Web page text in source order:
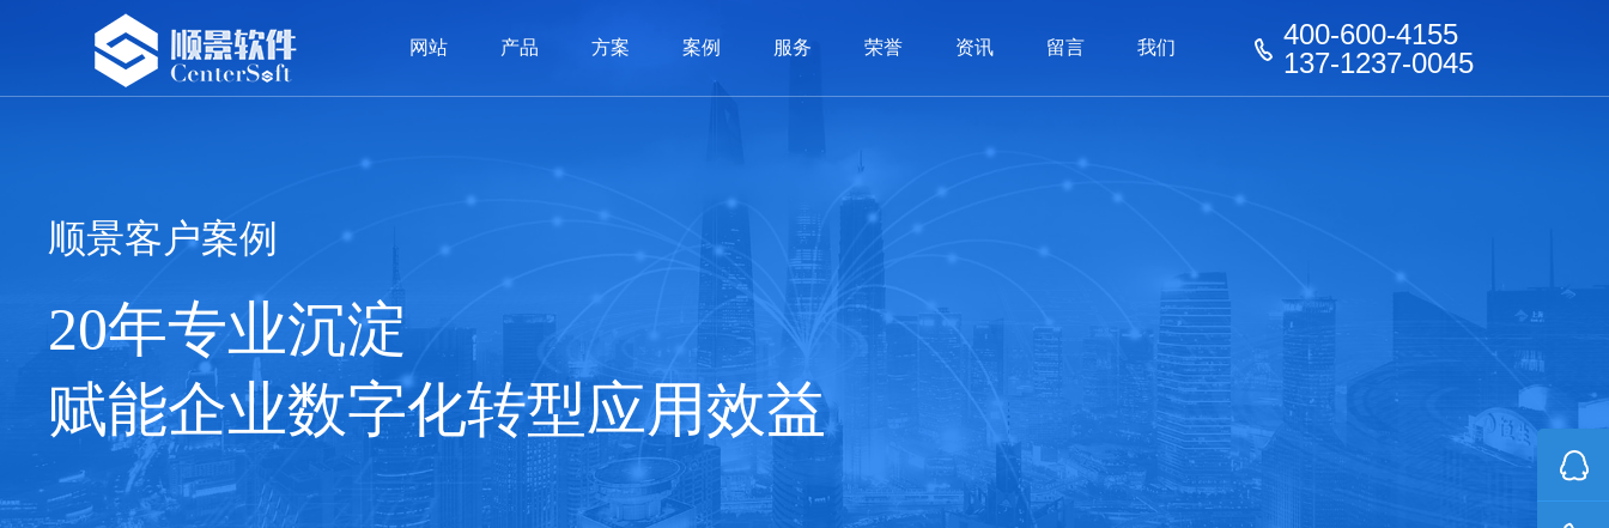
400-600-4155
137-1237-0045
网站 产品 方案 案例 服务 荣誉 资讯 留言 我们
顺景客户案例
20年专业沉淀
赋能企业数字化转型应用效益